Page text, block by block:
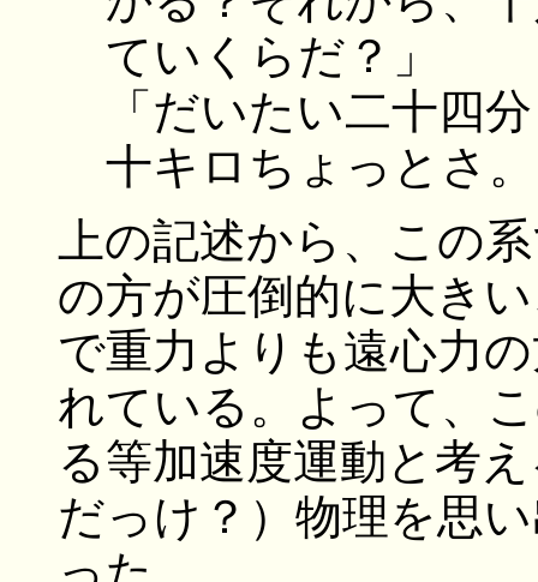
ていくらだ？」
「だいたい二十四
十キロちょっとさ
上の記述から、この
の方が圧倒的に大き
で重力よりも遠心力
れている。よって、
る等加速度運動と考
だっけ？）物理を思
った。